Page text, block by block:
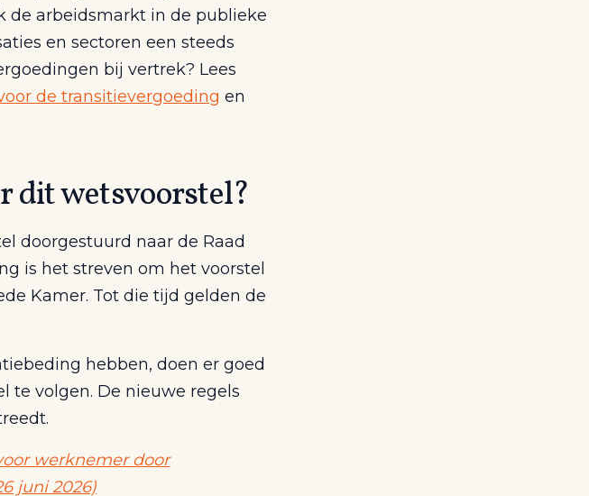
de arbeidsmarkt in de publieke
en sectoren een steeds
bij vertrek? Lees
de transitievergoeding en
dit wetsvoorstel?
doorgestuurd naar de Raad
is het streven om het voorstel
Kamer. Tot die tijd gelden de
hebben, doen er goed
te volgen. De nieuwe regels
werknemer door
juni 2026)